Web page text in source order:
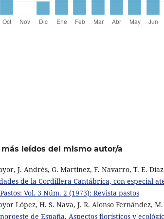
leídos del mismo autor/a
J. Andrés, G. Martinez, F. Navarro, T. E.
de la Cordillera Cantábrica, con especial
Pastos: Vol. 3 Núm. 2 (1973): Revista pastos
López, H. S. Nava, J. R. Alonso Fernández,
de España. Aspectos florísticos y